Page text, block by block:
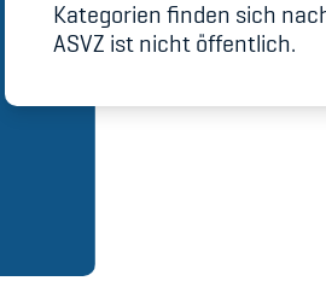
Kategorien finden sich
ASVZ ist nicht öffentlich.